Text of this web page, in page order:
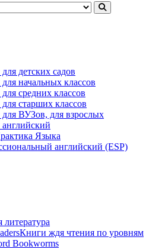
детских садов
начальных классов
средних классов
старших классов
ВУЗов, для взрослых
Языка
английский (ESP)
литература
Книги ждя чтения по уровням
Bookworms